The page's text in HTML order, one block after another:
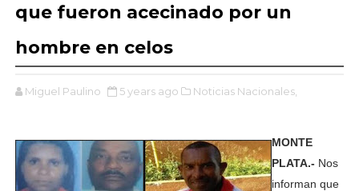
que fueron acecinado por un
hombre en celos
Miguel Paulino 5 years ago Noticias Nacionales,
MONTE
PLATA.- Nos
informan que